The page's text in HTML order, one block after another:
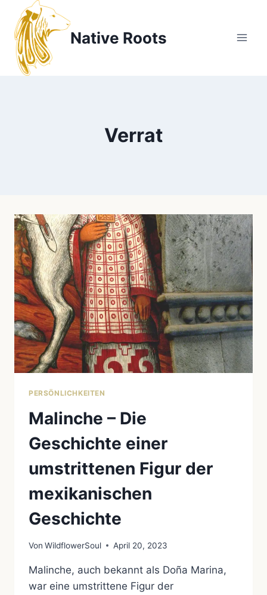
Inhalt
springen
Native Roots
Verrat
PERSÖNLICHKEITEN
Malinche – Die
Geschichte einer
umstrittenen Figur der
mexikanischen
Geschichte
Von WildflowerSoul April 20, 2023
Malinche, auch bekannt als Doña Marina,
war eine umstrittene Figur der